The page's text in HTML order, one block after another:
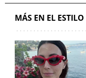
MÁS EN EL ESTILO